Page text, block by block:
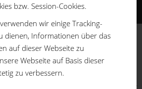
Aluprofilsystem
Winkel /
Klemmhebel
bzw. Session-Cookies.
wir einige Tracking-
dienen, Informationen über das
auf dieser Webseite zu
Webseite auf Basis dieser
zu verbessern.